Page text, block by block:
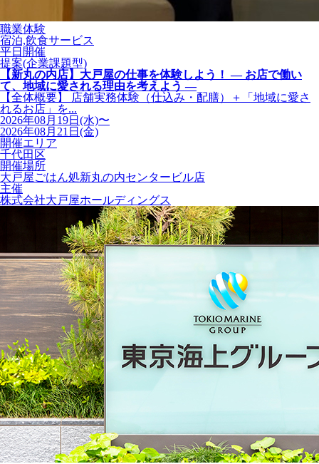
職業体験
宿泊,飲食サービス
平日開催
提案(企業課題型)
【新丸の内店】大戸屋の仕事を体験しよう！ ― お店で働い
て、地域に愛される理由を考えよう ―
【全体概要】 店舗実務体験（仕込み・配膳）＋「地域に愛さ
れるお店」を...
2026年08月19日(水)〜
2026年08月21日(金)
開催エリア
千代田区
開催場所
大戸屋ごはん処新丸の内センタービル店
主催
株式会社大戸屋ホールディングス